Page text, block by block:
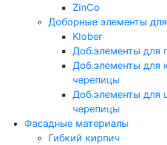
ZinCo
Доборные элементы
Klober
Доб.элементы для
Доб.элементы для
черепицы
Доб.элементы для
черепицы
Фасадные материалы
Гибкий кирпич